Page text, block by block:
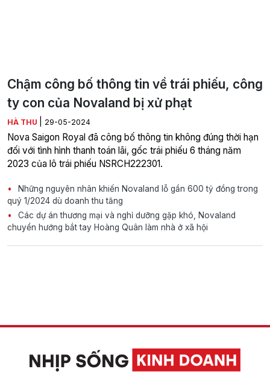
Chậm công bố thông tin về trái phiếu, công
ty con của Novaland bị xử phạt
HÀ THU 29-05-2024
Nova Saigon Royal đã công bố thông tin không đúng thời hạn
đối với tình hình thanh toán lãi, gốc trái phiếu 6 tháng năm
2023 của lô trái phiếu NSRCH222301.
Những nguyên nhân khiến Novaland lỗ gần 600 tỷ đồng trong
quý 1/2024 dù doanh thu tăng
Các dự án thương mại và nghỉ dưỡng gặp khó, Novaland
chuyển hướng bắt tay Hoàng Quân làm nhà ở xã hội